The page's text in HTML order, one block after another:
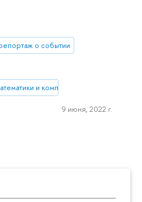
о событии
и компьютерных наук
9 июня, 2022 г.